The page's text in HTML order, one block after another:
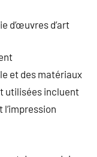
d’œuvres d’art
et des matériaux
utilisées incluent